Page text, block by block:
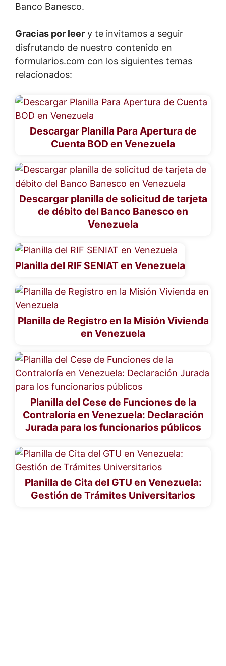
Banco Banesco.
Gracias por leer y te invitamos a seguir
disfrutando de nuestro contenido en
formularios.com con los siguientes temas
relacionados:
Descargar Planilla Para Apertura de
Cuenta BOD en Venezuela
Descargar planilla de solicitud de tarjeta
de débito del Banco Banesco en
Venezuela
Planilla del RIF SENIAT en Venezuela
Planilla de Registro en la Misión Vivienda
en Venezuela
Planilla del Cese de Funciones de la
Contraloría en Venezuela: Declaración
Jurada para los funcionarios públicos
Planilla de Cita del GTU en Venezuela:
Gestión de Trámites Universitarios